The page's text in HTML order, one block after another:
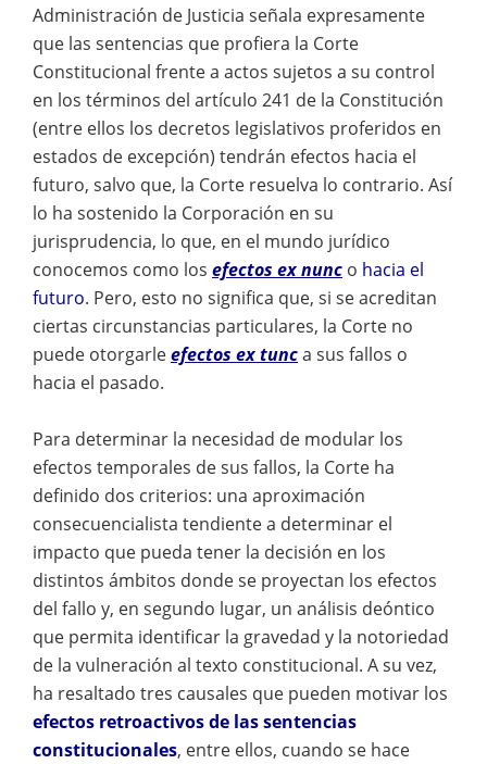
Administración de Justicia señala expresamente
que las sentencias que profiera la Corte
Constitucional frente a actos sujetos a su control
en los términos del artículo 241 de la Constitución
(entre ellos los decretos legislativos proferidos en
estados de excepción) tendrán efectos hacia el
futuro, salvo que, la Corte resuelva lo contrario. Así
lo ha sostenido la Corporación en su
jurisprudencia, lo que, en el mundo jurídico
conocemos como los efectos ex nunc o hacia el
futuro. Pero, esto no significa que, si se acreditan
ciertas circunstancias particulares, la Corte no
puede otorgarleefectos ex tunca sus fallos o
hacia el pasado.
Para determinar la necesidad de modular los
efectos temporales de sus fallos, la Corte ha
definido dos criterios: una aproximación
consecuencialista tendiente a determinar el
impacto que pueda tener la decisión en los
distintos ámbitos donde se proyectan los efectos
del fallo y, en segundo lugar, un análisis deóntico
que permita identificar la gravedad y la notoriedad
de la vulneración al texto constitucional. A su vez,
ha resaltado tres causales que pueden motivar los
efectos retroactivos de las sentencias
constitucionales, entre ellos, cuando se hace